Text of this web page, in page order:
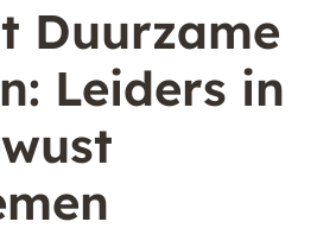
Duurzame
Leiders in